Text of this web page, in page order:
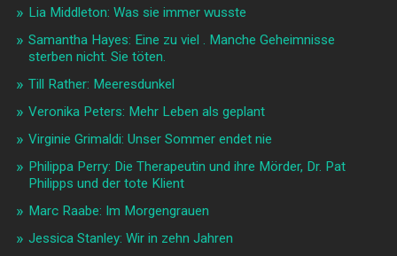
Lia Middleton: Was sie immer wusste
Samantha Hayes: Eine zu viel . Manche Geheimnisse
sterben nicht. Sie töten.
Till Rather: Meeresdunkel
Veronika Peters: Mehr Leben als geplant
Virginie Grimaldi: Unser Sommer endet nie
Philippa Perry: Die Therapeutin und ihre Mörder, Dr. Pat
Philipps und der tote Klient
Marc Raabe: Im Morgengrauen
Jessica Stanley: Wir in zehn Jahren